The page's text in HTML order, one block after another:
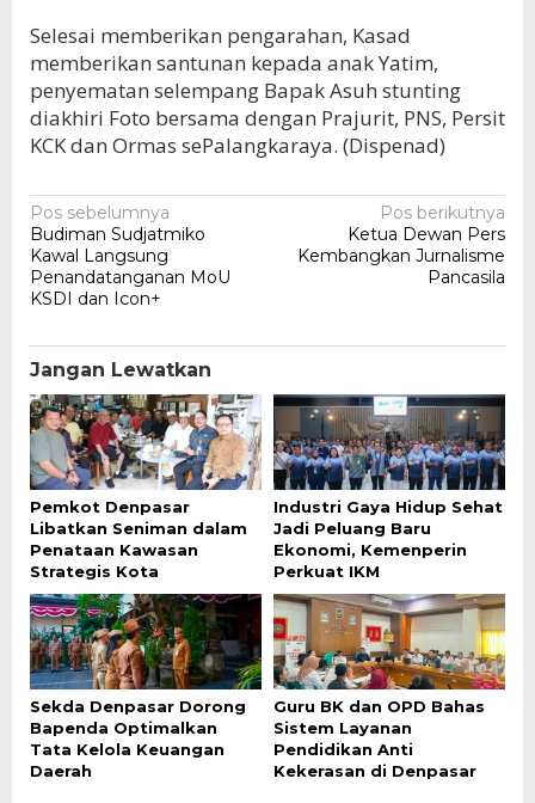
Selesai memberikan pengarahan, Kasad
memberikan santunan kepada anak Yatim,
penyematan selempang Bapak Asuh stunting
diakhiri Foto bersama dengan Prajurit, PNS, Persit
KCK dan Ormas sePalangkaraya. (Dispenad)
Navigasi
pos
Pos sebelumnya
Budiman Sudjatmiko
Kawal Langsung
Penandatanganan MoU
KSDI dan Icon+
Pos berikutnya
Ketua Dewan Pers
Kembangkan Jurnalisme
Pancasila
Jangan Lewatkan
Pemkot Denpasar
Libatkan Seniman dalam
Penataan Kawasan
Strategis Kota
Industri Gaya Hidup Sehat
Jadi Peluang Baru
Ekonomi, Kemenperin
Perkuat IKM
Sekda Denpasar Dorong
Bapenda Optimalkan
Tata Kelola Keuangan
Daerah
Guru BK dan OPD Bahas
Sistem Layanan
Pendidikan Anti
Kekerasan di Denpasar